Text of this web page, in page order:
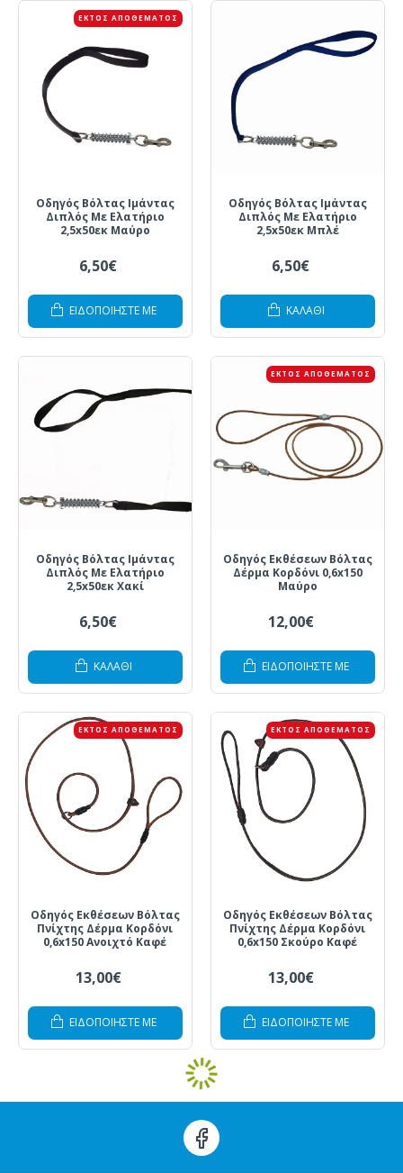
ΕΚΤΌΣ ΑΠΟΘΈΜΑΤΟΣ
Οδηγός Βόλτας Ιμάντας
Διπλός Με Ελατήριο
2,5x50εκ Μαύρο
6,50€
ΕΙΔΟΠΟΙΗΣΤΕ ΜΕ
Οδηγός Βόλτας Ιμάντας
Διπλός Με Ελατήριο
2,5x50εκ Μπλέ
6,50€
ΚΑΛΆΘΙ
Οδηγός Βόλτας Ιμάντας
Διπλός Με Ελατήριο
2,5x50εκ Χακί
6,50€
ΚΑΛΆΘΙ
ΕΚΤΌΣ ΑΠΟΘΈΜΑΤΟΣ
Οδηγός Εκθέσεων Βόλτας
Δέρμα Κορδόνι 0,6x150
Μαύρο
12,00€
ΕΙΔΟΠΟΙΗΣΤΕ ΜΕ
ΕΚΤΌΣ ΑΠΟΘΈΜΑΤΟΣ
Οδηγός Εκθέσεων Βόλτας
Πνίχτης Δέρμα Κορδόνι
0,6x150 Ανοιχτό Καφέ
13,00€
ΕΙΔΟΠΟΙΗΣΤΕ ΜΕ
ΕΚΤΌΣ ΑΠΟΘΈΜΑΤΟΣ
Οδηγός Εκθέσεων Βόλτας
Πνίχτης Δέρμα Κορδόνι
0,6x150 Σκούρο Καφέ
13,00€
ΕΙΔΟΠΟΙΗΣΤΕ ΜΕ